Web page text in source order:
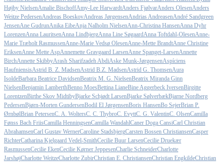
Højby NielsenAmalie BischoffAmy-Lee HarwardtAnders FjølvarAnders OlesenAnders
Weitze PedersenAndreas BoeskovAndreas JørgensenAndrias AndreasenAndré Sandgreen
JensenAne GudrunAnika EibeAnja Nalholm NielsenAnn-Christina HansenAnna Dyhr
LorenzenAnna LauritsenAnna LindbjergAnna Line SøgaardAnna Toftdahl-OlesenAnne-
Marie Træholt RasmussenAnne-Marie Vedsø OlesenAnne-Mette BrandtAnne Christine
EriksenAnne Mette AspAnnemette Gravgaard LarsenAnne Spanget-LarsenAnnette
BirchAnnette SkibbyArash Sharifzadeh AbdiAske Munk-JørgensenAspíciens
HaufniensisAstrid B. Z. MadsenAstrid B.Z. MadsenAstrid G. ThomsenAura
IsoldeBarbara Beatrice DavidsenBeatrix M. G. NielsenBeatrix Miranda Ginn
NielsenBenjamin LamberthBenno MoesBettina LianeBine Aggerbeck IversenBirgitte
LorentzenBirthe Skov MidtibyBjarke Schjødt LarsenBjarke SølverbækBjarne Nordberg
PedersenBjørn-Morten GundersenBodil El JørgensenBoris HansenBo SejerBrian P.
ØrnbølBrian PetersenC. A. WoltersC. C. ThybroC. EvyttC. G. ValentinC. OlsenCamilla
Fønss Bach FriisCamilla HenningsenCamilla WandahlCaner Doga CansiCarl Christian
AbrahamsenCarl Gustav WernerCaroline StadsbjergCarsten Bossen ChristiansenCasper
RichterCatharina Kjelgaard Vedel-SmithCecilie Buur LarsenCecilie Druekær
RasmussenCecilie EkenCecilie Kørner JeppesenCharlie SchneiderCharlotte
JarshøjCharlotte WeitzeCharlotte ZubirChristian E. ChristiansenChristian EngkildeChristian